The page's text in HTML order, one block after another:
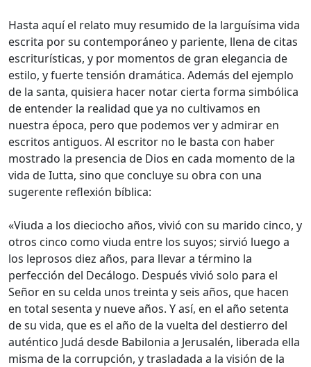
Hasta aquí el relato muy resumido de la larguísima vida
escrita por su contemporáneo y pariente, llena de citas
escriturísticas, y por momentos de gran elegancia de
estilo, y fuerte tensión dramática. Además del ejemplo
de la santa, quisiera hacer notar cierta forma simbólica
de entender la realidad que ya no cultivamos en
nuestra época, pero que podemos ver y admirar en
escritos antiguos. Al escritor no le basta con haber
mostrado la presencia de Dios en cada momento de la
vida de Iutta, sino que concluye su obra con una
sugerente reflexión bíblica:
«Viuda a los dieciocho años, vivió con su marido cinco, y
otros cinco como viuda entre los suyos; sirvió luego a
los leprosos diez años, para llevar a término la
perfección del Decálogo. Después vivió solo para el
Señor en su celda unos treinta y seis años, que hacen
en total sesenta y nueve años. Y así, en el año setenta
de su vida, que es el año de la vuelta del destierro del
auténtico Judá desde Babilonia a Jerusalén, liberada ella
misma de la corrupción, y trasladada a la visión de la